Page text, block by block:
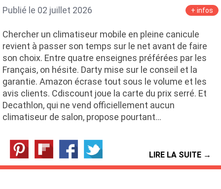
Publié le 02 juillet 2026 + infos
Chercher un climatiseur mobile en pleine canicule
revient à passer son temps sur le net avant de faire
son choix. Entre quatre enseignes préférées par les
Français, on hésite. Darty mise sur le conseil et la
garantie. Amazon écrase tout sous le volume et les
avis clients. Cdiscount joue la carte du prix serré. Et
Decathlon, qui ne vend officiellement aucun
climatiseur de salon, propose pourtant…
LIRE LA SUITE →